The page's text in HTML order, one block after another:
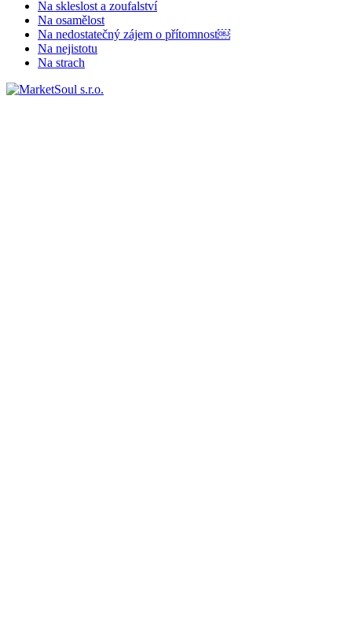
Na skleslost a zoufalství
Na osamělost
Na nedostatečný zájem o přítomnost￼
Na nejistotu
Na strach